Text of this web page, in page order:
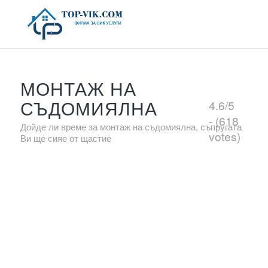
МОНТАЖ НА
СЪДОМИЯЛНА
Дойде ли време за монтаж на съдомиялна, съпругата
Ви ще сияе от щастие
4.6/5
- (618
votes)